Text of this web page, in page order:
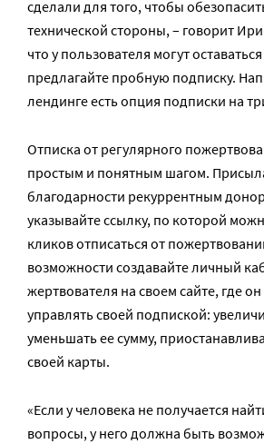
сделали для того, чтобы
технической стороны, – говорит
что у пользователя могут
предлагайте пробную подписку.
лендинге есть опция подписки на
Отписка от регулярного
простым и понятным шагом.
благодарности рекуррентным
указывайте ссылку, по которой
кликов отписаться от
возможности создавайте личный
жертвователя на своем сайте, где
управлять своей подпиской:
уменьшать ее сумму,
своей карты.
«Если у человека не получается
вопросы, у него должна быть